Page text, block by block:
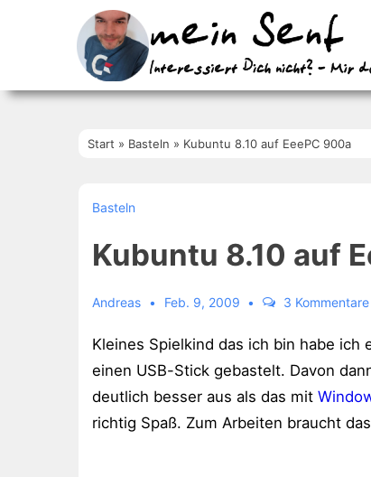
Start » Basteln » Kubuntu 8.10 auf EeePC 900a
Basteln
Kubuntu 8.10 auf
Andreas Feb. 9, 2009 3 Kommentare
Kleines Spielkind das ich bin habe ich
einen USB-Stick gebastelt. Davon
deutlich besser aus als das mit
richtig Spaß. Zum Arbeiten braucht